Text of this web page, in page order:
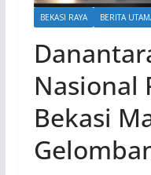
BEKASI RAYA BERITA
Nasional
Bekasi